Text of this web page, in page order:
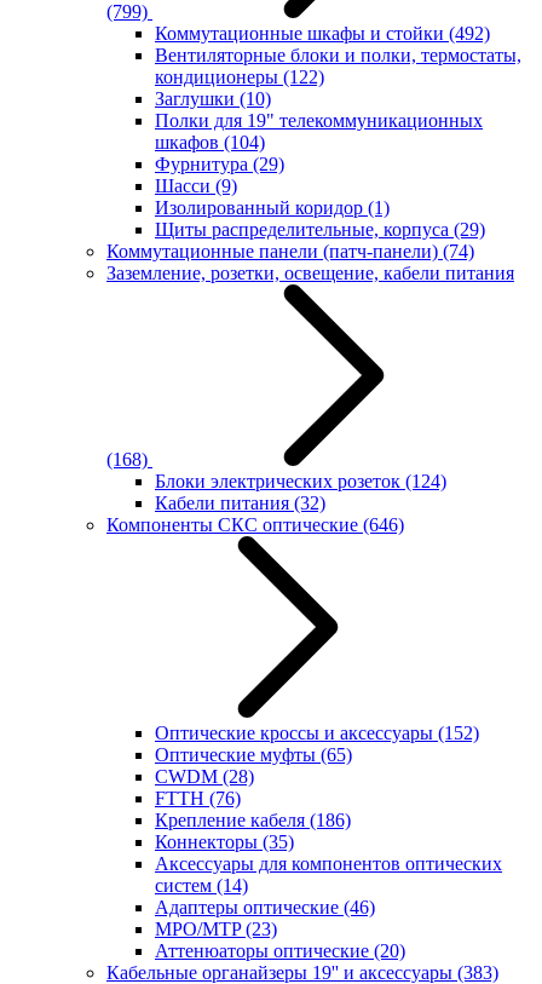
(799)
Коммутационные шкафы и стойки (492)
Вентиляторные блоки и полки, термостаты,
кондиционеры (122)
Заглушки (10)
Полки для 19" телекоммуникационных
шкафов (104)
Фурнитура (29)
Шасси (9)
Изолированный коридор (1)
Щиты распределительные, корпуса (29)
Коммутационные панели (патч-панели) (74)
Заземление, розетки, освещение, кабели питания
(168)
Блоки электрических розеток (124)
Кабели питания (32)
Компоненты СКС оптические (646)
Оптические кроссы и аксессуары (152)
Оптические муфты (65)
CWDM (28)
FTTH (76)
Крепление кабеля (186)
Коннекторы (35)
Аксессуары для компонентов оптических
систем (14)
Адаптеры оптические (46)
MPO/MTP(23)
Аттенюаторы оптические (20)
Кабельные органайзеры 19'' и аксессуары (383)